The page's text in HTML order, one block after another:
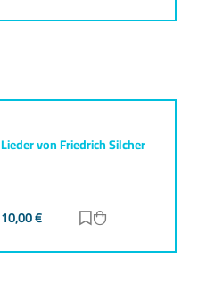
Lieder von Friedrich Silcher
10,00€ Zur Merkliste